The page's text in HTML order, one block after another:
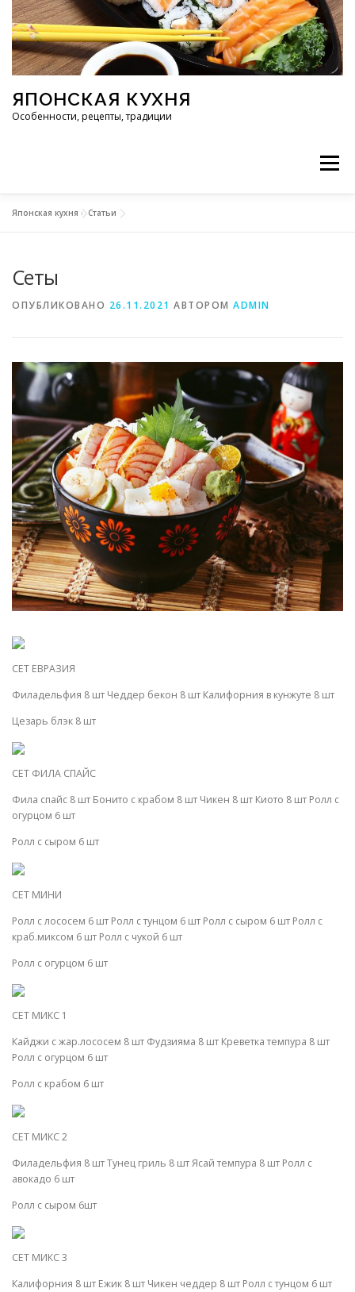
Перейти к содержимому
ЯПОНСКАЯ КУХНЯ
Особенности, рецепты, традиции
Меню
РЕЦЕПТЫ
Японская кухня »Статьи
Сеты
ОПУБЛИКОВАНО 26.11.2021 АВТОРОМ ADMIN
СЕТ ЕВРАЗИЯ
Филадельфия 8 шт Чеддер бекон 8 шт Калифорния в кунжуте 8 шт
Цезарь блэк 8 шт
СЕТ ФИЛА СПАЙС
Фила спайс 8 шт Бонито с крабом 8 шт Чикен 8 шт Киото 8 шт Ролл с
огурцом 6 шт
Ролл с сыром 6 шт
СЕТ МИНИ
Ролл с лососем 6 шт Ролл с тунцом 6 шт Ролл с сыром 6 шт Ролл с
краб.миксом 6 шт Ролл с чукой 6 шт
Ролл с огурцом 6 шт
СЕТ МИКС 1
Кайджи с жар.лососем 8 шт Фудзияма 8 шт Креветка темпура 8 шт
Ролл с огурцом 6 шт
Ролл с крабом 6 шт
СЕТ МИКС 2
Филадельфия 8 шт Тунец гриль 8 шт Ясай темпура 8 шт Ролл с
авокадо 6 шт
Ролл с сыром 6шт
СЕТ МИКС 3
Калифорния 8 шт Ежик 8 шт Чикен чеддер 8 шт Ролл с тунцом 6 шт